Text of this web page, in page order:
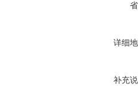
详细
补充